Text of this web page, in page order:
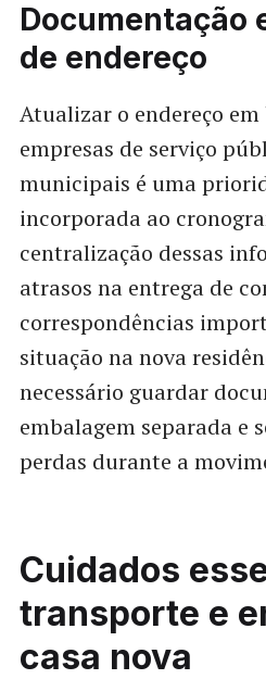
Documentação
de endereço
Atualizar o endereço
empresas de serviço
municipais é uma
incorporada ao
centralização dessas
atrasos na entrega de
correspondências
situação na nova
necessário guardar
embalagem separada e
perdas durante a
Cuidados
transporte e
casa nova